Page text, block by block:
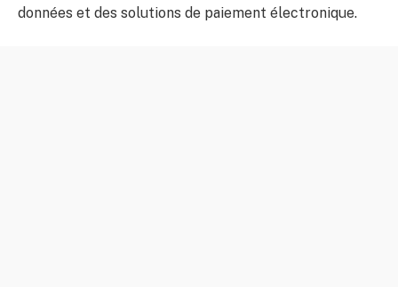
données et des solutions de paiement électronique.